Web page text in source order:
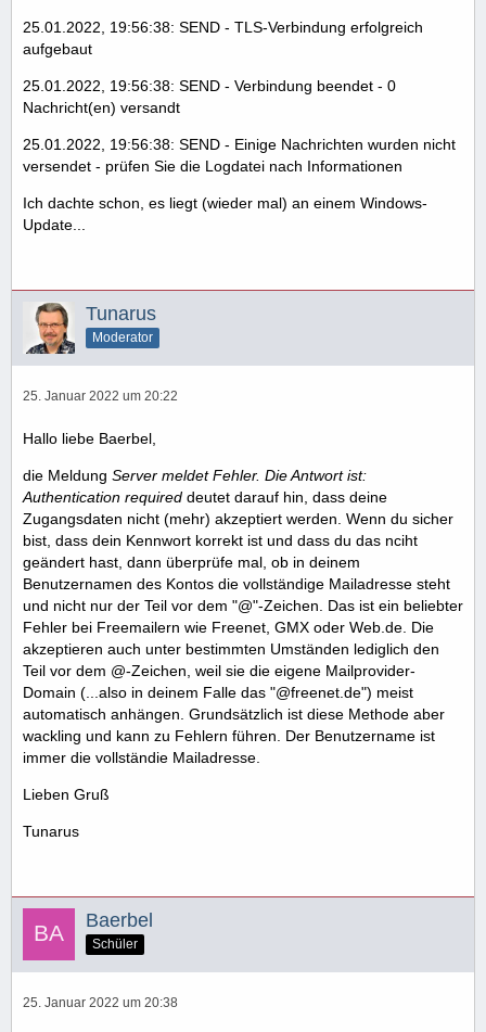
25.01.2022, 19:56:38: SEND - TLS-Verbindung erfolgreich
aufgebaut
25.01.2022, 19:56:38: SEND - Verbindung beendet - 0
Nachricht(en) versandt
25.01.2022, 19:56:38: SEND - Einige Nachrichten wurden nicht
versendet - prüfen Sie die Logdatei nach Informationen
Ich dachte schon, es liegt (wieder mal) an einem Windows-
Update...
Tunarus
Moderator
25. Januar 2022 um 20:22
Hallo liebe Baerbel,
die Meldung Server meldet Fehler. Die Antwort ist:
Authentication required deutet darauf hin, dass deine
Zugangsdaten nicht (mehr) akzeptiert werden. Wenn du sicher
bist, dass dein Kennwort korrekt ist und dass du das nciht
geändert hast, dann überprüfe mal, ob in deinem
Benutzernamen des Kontos die vollständige Mailadresse steht
und nicht nur der Teil vor dem "@"-Zeichen. Das ist ein beliebter
Fehler bei Freemailern wie Freenet, GMX oder Web.de. Die
akzeptieren auch unter bestimmten Umständen lediglich den
Teil vor dem @-Zeichen, weil sie die eigene Mailprovider-
Domain (...also in deinem Falle das "@freenet.de") meist
automatisch anhängen. Grundsätzlich ist diese Methode aber
wackling und kann zu Fehlern führen. Der Benutzername ist
immer die vollständie Mailadresse.
Lieben Gruß
Tunarus
Baerbel
Schüler
25. Januar 2022 um 20:38